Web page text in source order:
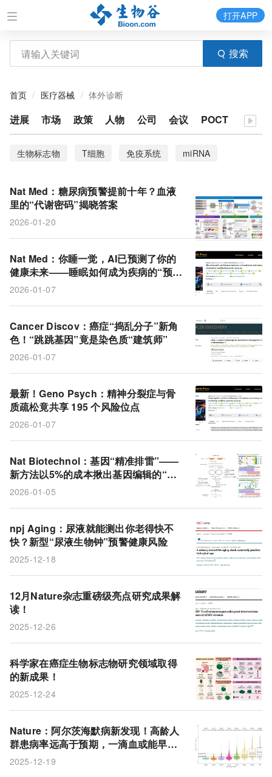
搜索
打开APP
首页 医疗器械 体外诊断
进展 市场 政策 人物 公司 会议 POCT
生物标志物 T细胞 免疫系统
miRNA
脊髓修复
血液检测
患病率
阿尔茨海默病
靶向性疗法
疾病风险
SleepFM
睡眠 代谢组学 风险
代谢产物
骨密度
精神分裂症 染色质
逆转座子
生活方式
Nat Med：糖尿病预警提前十年？血液
里的“代谢密码”揭晓答案
2026-01-20
Nat Med：你睡一觉，AI已预测了你的
健康未来——睡眠如何成为疾病的“预告
信”？
2026-01-07
Cancer Discov：癌症“捣乱分子”新角
色！“跳跳基因”竟是染色质“建筑师”
2026-01-07
最新！Geno Psych：精神分裂症与骨
质疏松竟共享 195 个风险位点
2026-01-07
Nat Biotechnol：基因“精准排雷”——
新方法以5%的成本揪出基因编辑的“脱
靶暗箭”
2026-01-05
npj Aging：尿液就能测出你老得快不
快？新型“尿液生物钟”预警健康风险
2025-12-18
12月Nature杂志重磅级亮点研究成果解
读！
2025-12-26
科学家在癌症生物标志物研究领域取得
的新成果！
2025-12-24
Nature：阿尔茨海默病新发现！高龄人
群患病率远高于预期，一滴血或能早预
警
2025-12-19